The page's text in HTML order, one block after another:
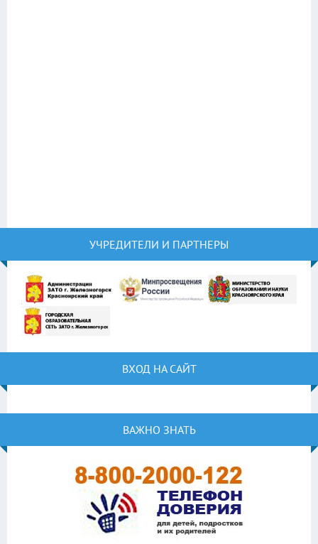
УЧРЕДИТЕЛИ И ПАРТНЕРЫ
ВХОД НА САЙТ
ВАЖНО ЗНАТЬ